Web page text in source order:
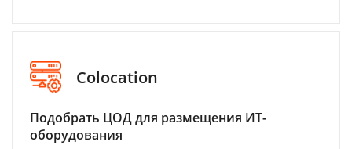
Colocation
Подобрать ЦОД для размещения ИТ-
оборудования